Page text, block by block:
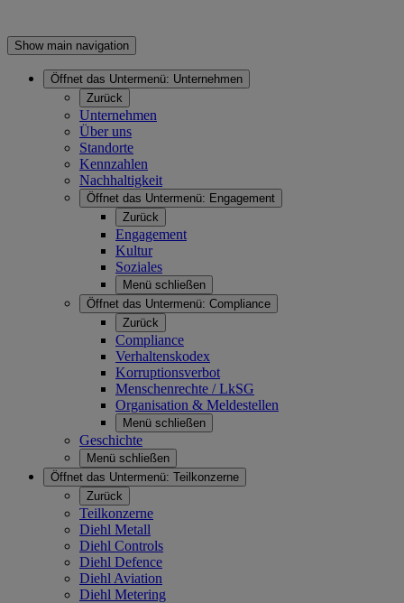
Show main navigation
Öffnet das Untermenü: Unternehmen
Zurück
Unternehmen
Über uns
Standorte
Kennzahlen
Nachhaltigkeit
Öffnet das Untermenü: Engagement
Zurück
Engagement
Kultur
Soziales
Menü schließen
Öffnet das Untermenü: Compliance
Zurück
Compliance
Verhaltenskodex
Korruptionsverbot
Menschenrechte / LkSG
Organisation & Meldestellen
Menü schließen
Geschichte
Menü schließen
Öffnet das Untermenü: Teilkonzerne
Zurück
Teilkonzerne
Diehl Metall
Diehl Controls
Diehl Defence
Diehl Aviation
Diehl Metering